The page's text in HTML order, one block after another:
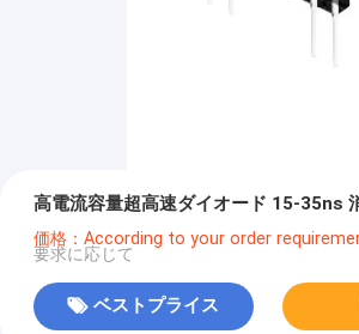
高電流容量超高速ダイオード 15-35ns
価格：According to your order
要求に応じて
ベストプライス